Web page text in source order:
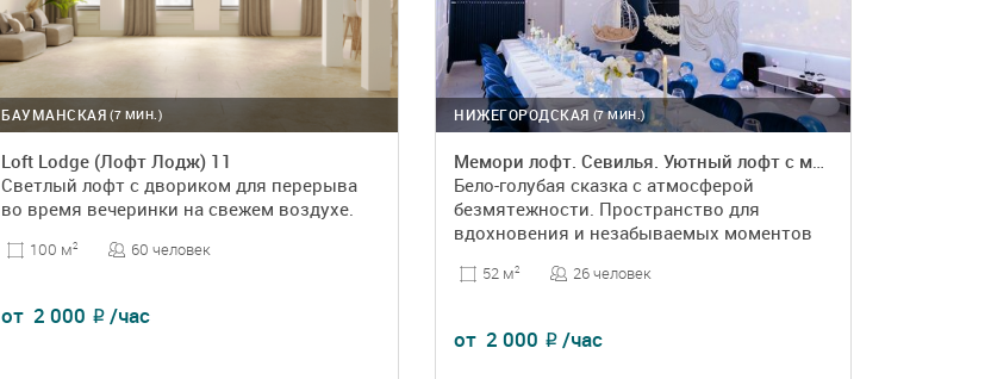
(7 МИН.)
БАУМАНСКАЯ
Loft Lodge (Лофт Лодж) 11
Светлый лофт с двориком для перерыва
во время вечеринки на свежем воздухе.
100 м2 60 человек
от 2 000 ₽ /час
(7 МИН.)
НИЖЕГОРОДСКАЯ
Мемори лофт. Севилья. Уютный лофт с мебелью и светомузыкой
Бело-голубая сказка с атмосферой
безмятежности. Пространство для
вдохновения и незабываемых моментов
52 м2 26 человек
от 2 000 ₽ /час